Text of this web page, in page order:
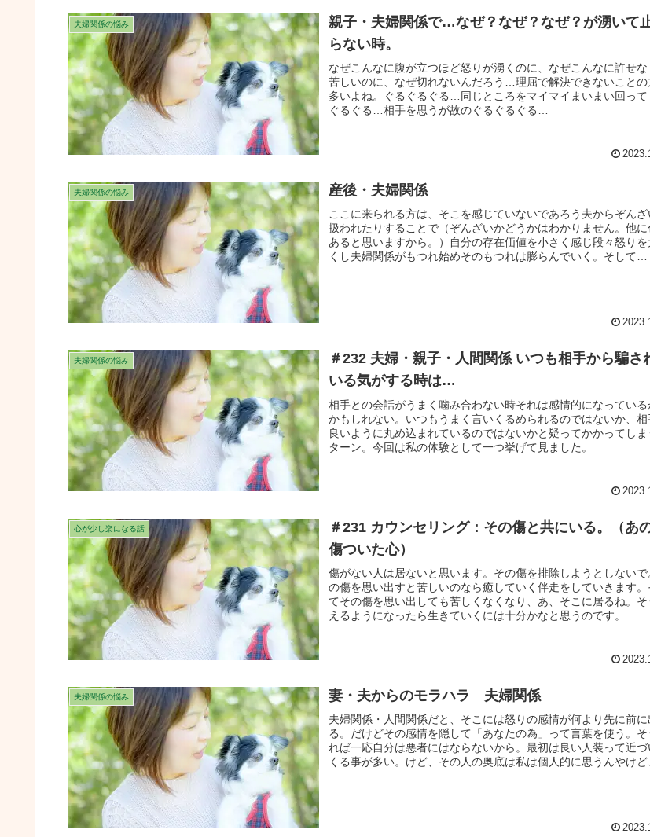
夫婦関係の悩み
親子・夫婦関係で…なぜ？なぜ？なぜ？が湧いて
らない時。
なぜこんなに腹が立つほど怒りが湧くのに、なぜこんなに許せな
苦しいのに、なぜ切れないんだろう…理屈で解決できないことの
多いよね。ぐるぐるぐる…同じところをマイマイまいまい回って
ぐるぐる…相手を思うが故のぐるぐるぐる…
夫婦関係の悩み 産後・夫婦関係
ここに来られる方は、そこを感じていないであろう夫からぞんざ
扱われたりすることで（ぞんざいかどうかはわかりません。他に
あると思いますから。）自分の存在価値を小さく感じ段々怒りを
くし夫婦関係がもつれ始めそのもつれは膨らんでいく。そして…
夫婦関係の悩み
＃232 夫婦・親子・人間関係 いつも相手から騙さ
いる気がする時は…
相手との会話がうまく噛み合わない時それは感情的になっている
かもしれない。いつもうまく言いくるめられるのではないか、相
良いように丸め込まれているのではないかと疑ってかかってし
ターン。今回は私の体験として一つ挙げて見ました。
心が少し楽になる話
＃231 カウンセリング：その傷と共にいる。（あ
傷ついた心）
傷がない人は居ないと思います。その傷を排除しようとしないで
の傷を思い出すと苦しいのなら癒していく伴走をしていきます。
てその傷を思い出しても苦しくなくなり、あ、そこに居るね。そ
えるようになったら生きていくには十分かなと思うのです。
夫婦関係の悩み 妻・夫からのモラハラ 夫婦関係
夫婦関係・人間関係だと、そこには怒りの感情が何より先に前に
る。だけどその感情を隠して「あなたの為」って言葉を使う。そ
れば一応自分は悪者にはならないから。最初は良い人装って近づ
くる事が多い。けど、その人の奥底は私は個人的に思うんやけど